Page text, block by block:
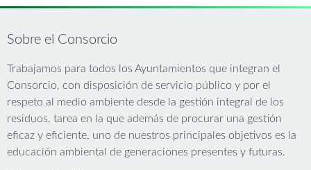
Sobre el Consorcio
Trabajamos para todos los Ayuntamientos que integran el
Consorcio, con disposición de servicio público y por el
respeto al medio ambiente desde la gestión integral de los
residuos, tarea en la que además de procurar una gestión
eficaz y eficiente, uno de nuestros principales objetivos es la
educación ambiental de generaciones presentes y futuras.